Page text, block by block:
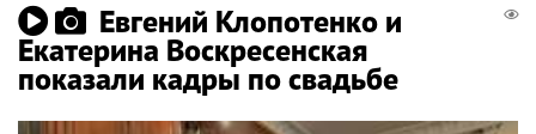
Евгений Клопотенко и
Екатерина Воскресенская
показали кадры по свадьбе